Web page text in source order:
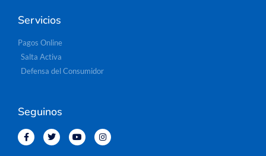
Servicios
Pagos Online
Salta Activa
Defensa del Consumidor
Seguinos